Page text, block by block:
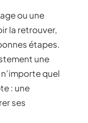
ou une
la retrouver,
étapes.
une
quel
: une
ses